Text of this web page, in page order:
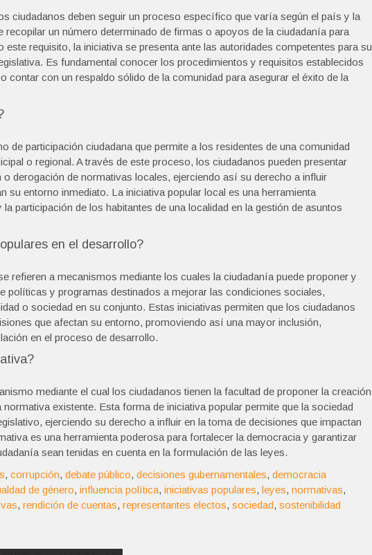
ciudadanos deben seguir un proceso específico que varía según el país y la
recopilar un número determinado de firmas o apoyos de la ciudadanía para
este requisito, la iniciativa se presenta ante las autoridades competentes para su
Es fundamental conocer los procedimientos y requisitos establecidos
contar con un respaldo sólido de la comunidad para asegurar el éxito de la
de participación ciudadana que permite a los residentes de una comunidad
o regional. A través de este proceso, los ciudadanos pueden presentar
derogación de normativas locales, ejerciendo así su derecho a influir
su entorno inmediato. La iniciativa popular local es una herramienta
participación de los habitantes de una localidad en la gestión de asuntos
en el desarrollo?
refieren a mecanismos mediante los cuales la ciudadanía puede proponer y
políticas y programas destinados a mejorar las condiciones sociales,
o sociedad en su conjunto. Estas iniciativas permiten que los ciudadanos
que afectan su entorno, promoviendo así una mayor inclusión,
en el proceso de desarrollo.
mediante el cual los ciudadanos tienen la facultad de proponer la creación
existente. Esta forma de iniciativa popular permite que la sociedad
ejerciendo su derecho a influir en la toma de decisiones que impactan
es una herramienta poderosa para fortalecer la democracia y garantizar
sean tenidas en cuenta en la formulación de las leyes.
, corrupción, debate público, decisiones gubernamentales, democracia
de género, influencia política, iniciativas populares, leyes, normativas,
, rendición de cuentas, representantes electos, sociedad, sostenibilidad